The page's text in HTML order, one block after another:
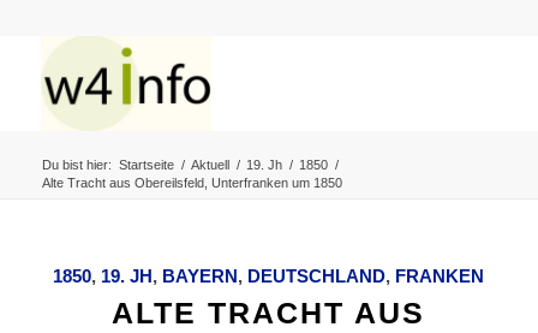
Du bist hier: Startseite / Aktuell / 19. Jh / 1850 /
Alte Tracht aus Obereilsfeld, Unterfranken um 1850
1850, 19. JH, BAYERN, DEUTSCHLAND, FRANKEN
ALTE TRACHT AUS